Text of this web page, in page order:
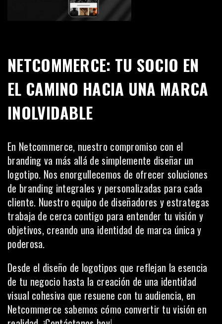
NETCOMMERCE: TU SOCIO EN
EL CAMINO HACIA UNA MARCA
INOLVIDABLE
En Netcommerce, nuestro compromiso con el
branding va más allá de simplemente diseñar un
logotipo. Nos enorgullecemos de ofrecer soluciones
de branding integrales y personalizadas para cada
cliente. Nuestro equipo de diseñadores y estrategas
trabaja de cerca contigo para entender tu visión y
objetivos, creando una identidad de marca única y
poderosa.
Desde el diseño de logotipos que reflejan la esencia
de tu negocio hasta la creación de una identidad
visual cohesiva que resuene con tu audiencia, en
Netcommerce sabemos cómo convertir tu visión en